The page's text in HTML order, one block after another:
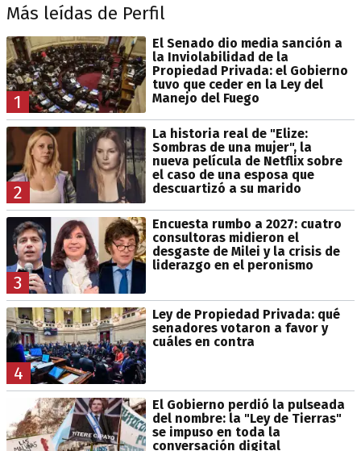
Más leídas de Perfil
1
El Senado dio media sanción a
la Inviolabilidad de la
Propiedad Privada: el Gobierno
tuvo que ceder en la Ley del
Manejo del Fuego
2
La historia real de "Elize:
Sombras de una mujer", la
nueva película de Netflix sobre
el caso de una esposa que
descuartizó a su marido
3
Encuesta rumbo a 2027: cuatro
consultoras midieron el
desgaste de Milei y la crisis de
liderazgo en el peronismo
4
Ley de Propiedad Privada: qué
senadores votaron a favor y
cuáles en contra
El Gobierno perdió la pulseada
del nombre: la "Ley de Tierras"
se impuso en toda la
conversación digital